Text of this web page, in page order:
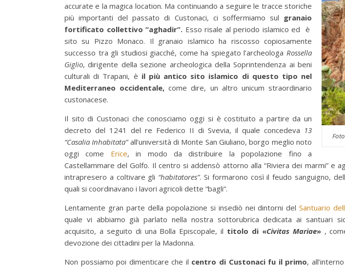
accurate e la magica location. Ma continuando a seguire le tracce storiche
più importanti del passato di Custonaci, ci soffermiamo sul granaio
fortificato collettivo “aghadir”. Esso risale al periodo islamico ed è
sito su Pizzo Monaco. Il granaio islamico ha riscosso copiosamente
successo tra gli studiosi giacché, come ha spiegato l’archeologa Rossella
Giglio, dirigente della sezione archeologica della Soprintendenza ai beni
culturali di Trapani, è il più antico sito islamico di questo tipo nel
Mediterraneo occidentale, come dire, un altro unicum straordinario
custonacese.
Il sito di Custonaci che conosciamo oggi si è costituito a partire da un
decreto del 1241 del re Federico II di Svevia, il quale concedeva 13
“Casalia Inhabitata”all’università di Monte San Giuliano, borgo meglio noto
oggi come Erice, in modo da distribuire la popolazione fino a
Castellammare del Golfo. Il centro si addensò attorno alla “Riviera dei marmi” e
intrapresero a coltivare gli “habitatores”. Si formarono così il feudo sanguigno,
quali si coordinavano i lavori agricoli dette “bagli”.
Lentamente gran parte della popolazione si insediò nei dintorni delSantuario
quale vi abbiamo già parlato nella nostra sottorubrica dedicata ai santuari
acquisito, a seguito di una Bolla Episcopale, il titolo di «Civitas Mariae»,
devozione dei cittadini per la Madonna.
Non possiamo poi dimenticare che il centro di Custonaci fu il primo,